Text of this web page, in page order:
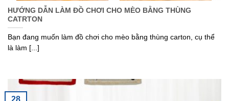
HƯỚNG DẪN LÀM ĐỒ CHƠI CHO MÈO BẰNG THÙNG
CATRTON
Bạn đang muốn làm đồ chơi cho mèo bằng thùng carton, cụ thể
là làm [...]
28